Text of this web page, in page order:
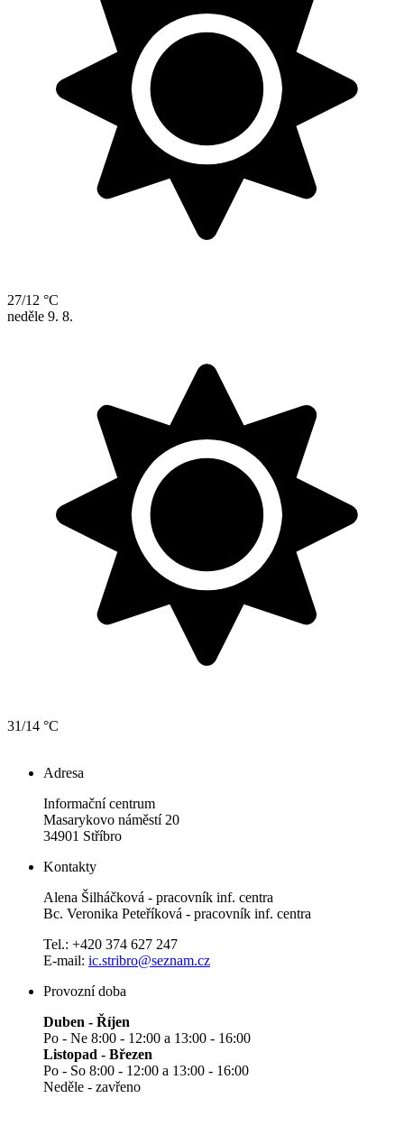
27/12 °C
neděle 9. 8.
31/14 °C
Adresa
Informační centrum
Masarykovo náměstí 20
34901 Stříbro
Kontakty
Alena Šilháčková - pracovník inf. centra
Bc. Veronika Peteříková - pracovník inf. centra
Tel.: +420 374 627 247
E-mail: ic.stribro@seznam.cz
Provozní doba
Duben - Říjen
Po - Ne 8:00 - 12:00 a 13:00 - 16:00
Listopad - Březen
Po - So 8:00 - 12:00 a 13:00 - 16:00
Neděle - zavřeno